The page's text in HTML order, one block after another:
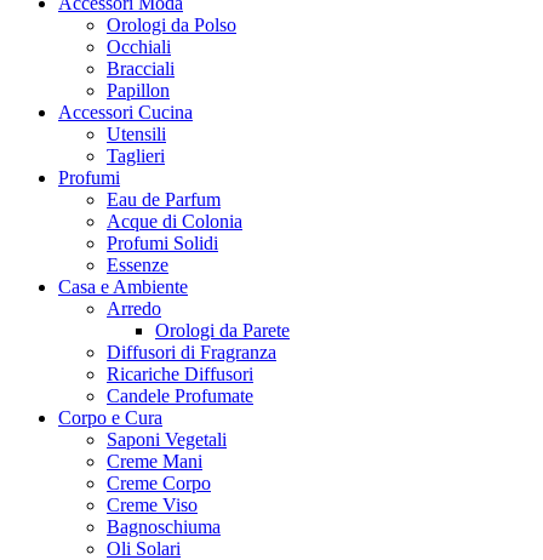
Orologi da Polso
Occhiali
Bracciali
Papillon
Accessori Cucina
Utensili
Taglieri
Profumi
Eau de Parfum
Acque di Colonia
Profumi Solidi
Essenze
Casa e Ambiente
Arredo
Orologi da Parete
Diffusori di Fragranza
Ricariche Diffusori
Candele Profumate
Corpo e Cura
Saponi Vegetali
Creme Mani
Creme Corpo
Creme Viso
Bagnoschiuma
Oli Solari